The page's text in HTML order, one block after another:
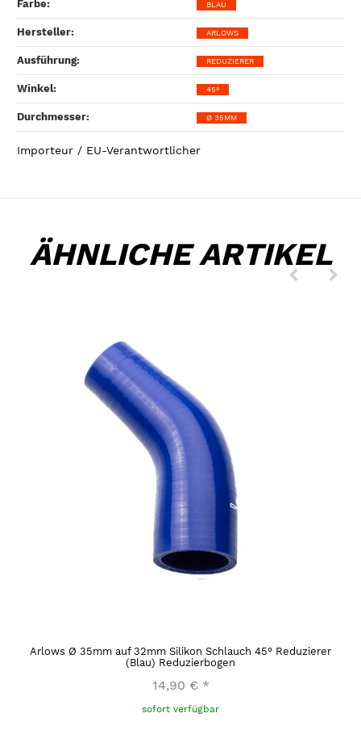
Farbe‍: BLAU
Hersteller‍: ARLOWS
Ausführung‍: REDUZIERER
Winkel‍: 45°
Durchmesser‍: Ø 35MM
Importeur / EU-Verantwortlicher
ÄHNLICHE ARTIKEL
Arlows Ø 35mm auf 32mm Silikon Schlauch 45° Reduzierer
(Blau) Reduzierbogen
14,90 € *
sofort verfügbar